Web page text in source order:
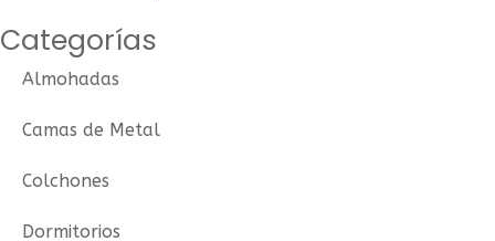
Categorías
Almohadas
Camas de Metal
Colchones
Dormitorios